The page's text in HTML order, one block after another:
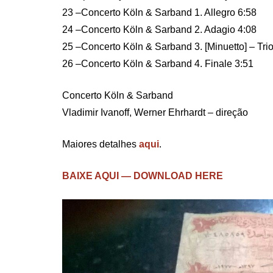
23 –Concerto Köln & Sarband 1. Allegro 6:58
24 –Concerto Köln & Sarband 2. Adagio 4:08
25 –Concerto Köln & Sarband 3. [Minuetto] –
26 –Concerto Köln & Sarband 4. Finale 3:51
Concerto Köln & Sarband
Vladimir Ivanoff, Werner Ehrhardt – direção
Maiores detalhes aqui.
BAIXE AQUI — DOWNLOAD HERE